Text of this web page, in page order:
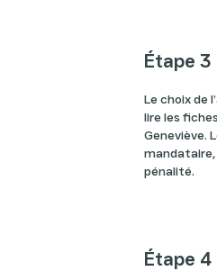
Étape 3
Le choix de
lire les
Geneviève.
mandataire,
pénalité.
Étape 4